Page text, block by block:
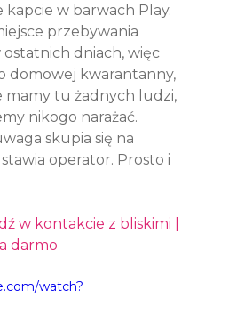
w barwach Play.
przebywania
ostatnich dniach, więc
domowej kwarantanny,
mamy tu żadnych ludzi,
nikogo narażać.
skupia się na
operator. Prosto i
w kontakcie z bliskimi |
darmo
watch?